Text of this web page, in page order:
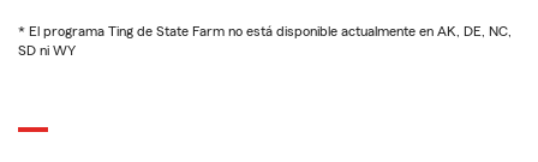
* El programa Ting de State Farm no está disponible actualmente en AK, DE, NC,
SD ni WY